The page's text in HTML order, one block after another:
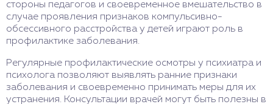
стороны педагогов и своевременное вмешательство в
случае проявления признаков компульсивно-
обсессивного расстройства у детей играют роль в
профилактике заболевания.
Регулярные профилактические осмотры у психиатра и
психолога позволяют выявлять ранние признаки
заболевания и своевременно принимать меры для их
устранения. Консультации врачей могут быть полезны в